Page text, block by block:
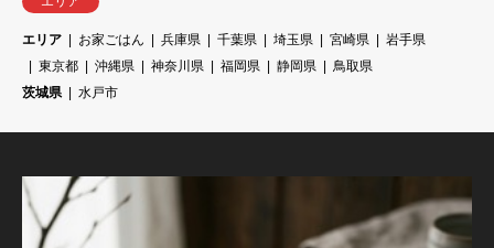
エリア お家ごはん 兵庫県 千葉県 埼玉県 宮崎県
岩手県
東京都
沖縄県 神奈川県 福岡県 静岡県
鳥取県
茨城県
水戸市